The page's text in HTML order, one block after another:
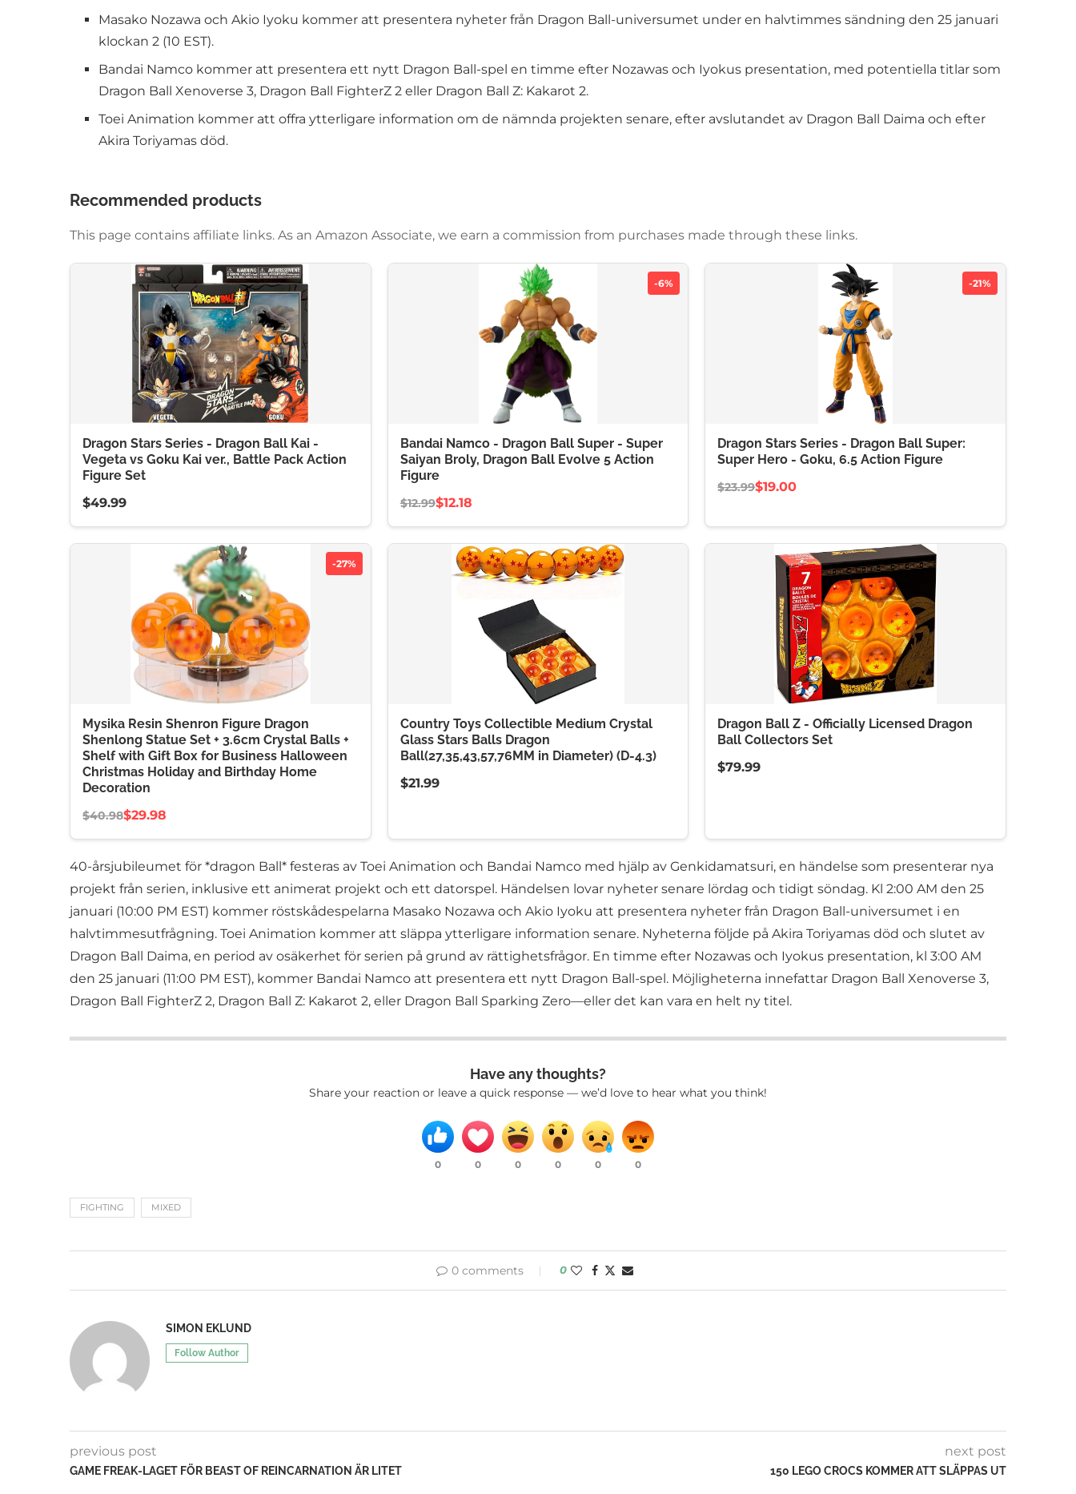
Masako Nozawa och Akio Iyoku kommer att presentera nyheter från Dragon Ball-universumet under en halvtimmes sändning den 25 januari
klockan 2 (10 EST).
Bandai Namco kommer att presentera ett nytt Dragon Ball-spel en timme efter Nozawas och Iyokus presentation, med potentiella titlar som
Dragon Ball Xenoverse 3, Dragon Ball FighterZ 2 eller Dragon Ball Z: Kakarot 2.
Toei Animation kommer att offra ytterligare information om de nämnda projekten senare, efter avslutandet av Dragon Ball Daima och efter
Akira Toriyamas död.
Recommended products
This page contains affiliate links. As an Amazon Associate, we earn a commission from purchases made through these links.
Dragon Stars Series - Dragon Ball Kai -
Vegeta vs Goku Kai ver., Battle Pack Action
Figure Set
$49.99
-6%
Bandai Namco - Dragon Ball Super - Super
Saiyan Broly, Dragon Ball Evolve 5 Action
Figure
$12.99$12.18
-21%
Dragon Stars Series - Dragon Ball Super:
Super Hero - Goku, 6.5 Action Figure
$23.99$19.00
-27%
Mysika Resin Shenron Figure Dragon
Shenlong Statue Set + 3.6cm Crystal Balls +
Shelf with Gift Box for Business Halloween
Christmas Holiday and Birthday Home
Decoration
$40.98$29.98
Country Toys Collectible Medium Crystal
Glass Stars Balls Dragon
Ball(27,35,43,57,76MM in Diameter) (D-4.3)
$21.99
Dragon Ball Z - Officially Licensed Dragon
Ball Collectors Set
$79.99
40-årsjubileumet för *dragon Ball* festeras av Toei Animation och Bandai Namco med hjälp av Genkidamatsuri, en händelse som presenterar nya
projekt från serien, inklusive ett animerat projekt och ett datorspel. Händelsen lovar nyheter senare lördag och tidigt söndag. Kl 2:00 AM den 25
januari (10:00 PM EST) kommer röstskådespelarna Masako Nozawa och Akio Iyoku att presentera nyheter från Dragon Ball-universumet i en
halvtimmesutfrågning. Toei Animation kommer att släppa ytterligare information senare. Nyheterna följde på Akira Toriyamas död och slutet av
Dragon Ball Daima, en period av osäkerhet för serien på grund av rättighetsfrågor. En timme efter Nozawas och Iyokus presentation, kl 3:00 AM
den 25 januari (11:00 PM EST), kommer Bandai Namco att presentera ett nytt Dragon Ball-spel. Möjligheterna innefattar Dragon Ball Xenoverse 3,
Dragon Ball FighterZ 2, Dragon Ball Z: Kakarot 2, eller Dragon Ball Sparking Zero—eller det kan vara en helt ny titel.
Have any thoughts?
Share your reaction or leave a quick response — we’d love to hear what you think!
0 0 0 0 0 0
FIGHTING MIXED
0 comments 0
SIMON EKLUND
Follow Author
previous post
GAME FREAK-LAGET FÖR BEAST OF REINCARNATION ÄR LITET
next post
150 LEGO CROCS KOMMER ATT SLÄPPAS UT